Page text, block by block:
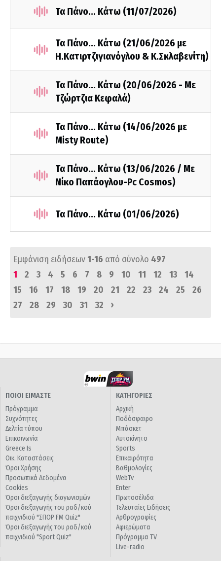
Τα Πάνο... Κάτω (11/07/2026)
Τα Πάνο... Κάτω (21/06/2026 με
Η.Κατιρτζιγιανόγλου & Κ.Σκλαβενίτη)
Τα Πάνο... Κάτω (20/06/2026 - Με
Τζώρτζια Κεφαλά)
Τα Πάνο... Κάτω (14/06/2026 με
Misty Route)
Τα Πάνο... Κάτω (13/06/2026 / Με
Νίκο Παπάογλου-Pc Cosmos)
Τα Πάνο... Κάτω (01/06/2026)
Εμφάνιση ειδήσεων1-16 από σύνολο 497
1
2 3 4 5 6 7 8 9 10 11 12 13
14
15
16 17 18 19 20 21 22 23 24 25
26
27
28 29 30 31 32 ›
ΠΟΙΟΙ ΕΙΜΑΣΤΕ
Πρόγραμμα
Συχνότητες
Δελτία τύπου
Επικοινωνία
Greece Is
Οικ. Καταστάσεις
Όροι Χρήσης
Προσωπικά Δεδομένα
Cookies
Όροι διεξαγωγής διαγωνισμών
Όροι διεξαγωγής του ραδ/κού
παιχνιδιού "ΣΠΟΡ FM Quiz"
Όροι διεξαγωγής του ραδ/κού
παιχνιδιού "Sport Quiz"
ΚΑΤΗΓΟΡΙΕΣ
Αρχική
Ποδόσφαιρο
Μπάσκετ
Αυτοκίνητο
Sports
Επικαιρότητα
Βαθμολογίες
WebTv
Enter
Πρωτοσέλιδα
Τελευταίες Ειδήσεις
Αρθρογραφίες
Αφιερώματα
Πρόγραμμα TV
Live-radio